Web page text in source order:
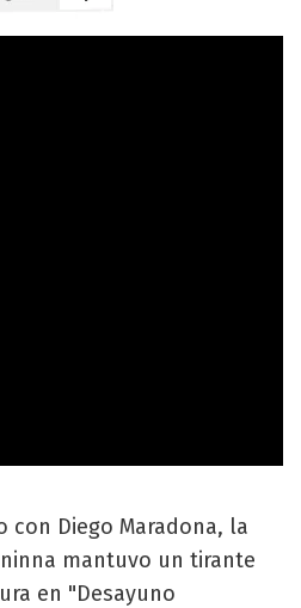
con Diego Maradona, la
mantuvo un tirante
en "Desayuno